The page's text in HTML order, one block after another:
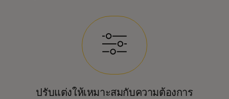
ปรับแต่งให้เหมาะสมกับความต้องการ